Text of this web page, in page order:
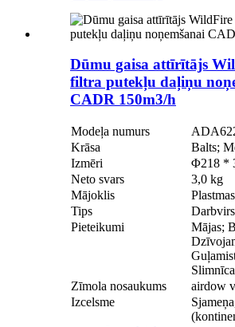
Dūmu gaisa attīrītājs
filtra putekļu daļiņu
CADR 150m3/h
Modeļa numurs
Krāsa
Balts;
Izmēri
Φ218 *
Neto svars
3,0 kg
Mājoklis
Tips
Pieteikumi
Mājas;
Slimnīca
Zīmola nosaukums
airdow
Izcelsme